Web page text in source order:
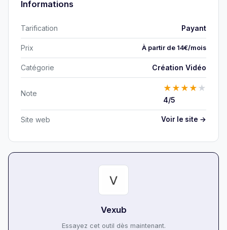
Informations
Tarification Payant
Prix À partir de 14€/mois
Catégorie Création Vidéo
Note
★ ★ ★ ★ ★
4/5
Site web Voir le site →
Vexub
Essayez cet outil dès maintenant.